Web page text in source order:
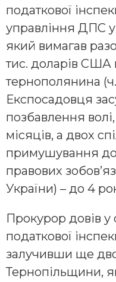
податкової
управління ДПС у
який вимагав
тис. доларів США
тернополянина
Експосадовця
позбавлення
місяців, а двох
примушування
правових
України) – до 4
Прокурор довів у
податкової
залучивши ще
Тернопільщини,